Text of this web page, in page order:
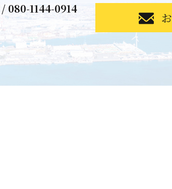
/ 080-1144-0914